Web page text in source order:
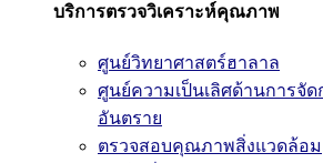
บริการตรวจวิเคราะห์คุณภาพ
ศูนย์วิทยาศาสตร์ฮาลาล
ศูนย์ความเป็นเลิศด้านการจัด
อันตราย
ตรวจสอบคุณภาพสิ่งแวดล้อม